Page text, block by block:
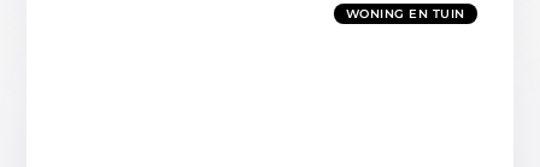
WONING EN TUIN